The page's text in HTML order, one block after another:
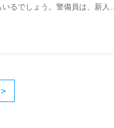
るでしょう。警備員は、新人…
>